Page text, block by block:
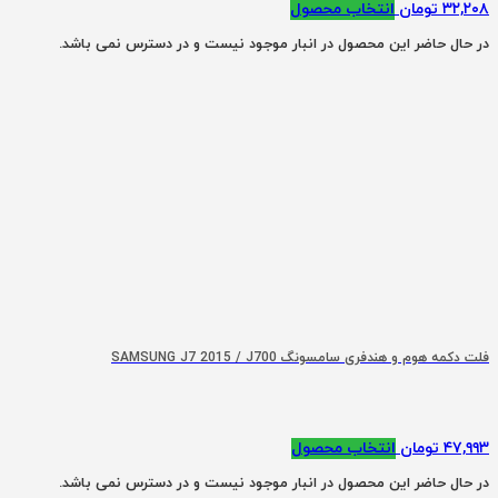
۳۲,۲۰۸ تومان انتخاب محصول
در حال حاضر این محصول در انبار موجود نیست و در دسترس نمی باشد.
فلت دکمه هوم و هندفری سامسونگ SAMSUNG J7 2015 / J700
۴۷,۹۹۳ تومان انتخاب محصول
در حال حاضر این محصول در انبار موجود نیست و در دسترس نمی باشد.